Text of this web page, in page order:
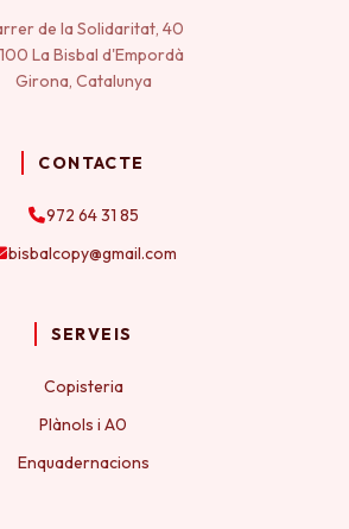
de la Solidaritat, 40
La Bisbal d'Empordà
Girona, Catalunya
CONTACTE
972 64 31 85
bisbalcopy@gmail.com
SERVEIS
Copisteria
Plànols i A0
Enquadernacions